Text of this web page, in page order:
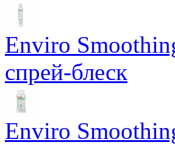
Enviro
спрей-блеск
Enviro